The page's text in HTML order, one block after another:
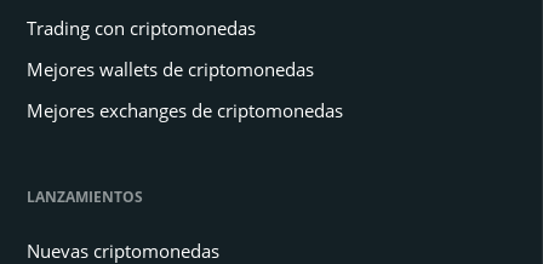
Trading con criptomonedas
Mejores wallets de criptomonedas
Mejores exchanges de criptomonedas
LANZAMIENTOS
Nuevas criptomonedas